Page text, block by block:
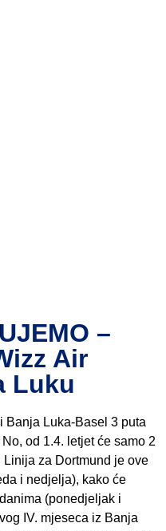
–
Air
Luku
Banja Luka-Basel 3 puta
od 1.4. letjet će samo 2
za Dortmund je ove
i nedjelja), kako će
(ponedjeljak i
IV. mjeseca iz Banja